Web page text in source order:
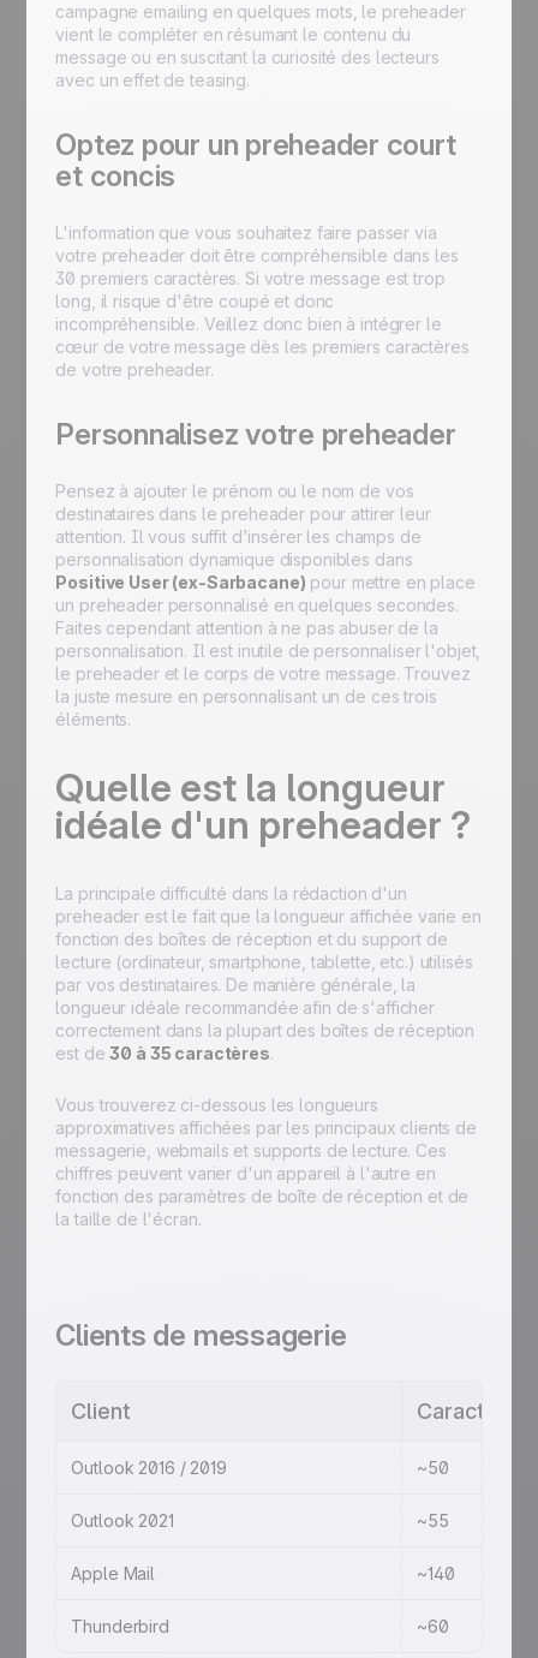
campagne emailing en quelques mots, le preheader
vient le compléter en résumant le contenu du
message ou en suscitant la curiosité des lecteurs
avec un effet de teasing.
Optez pour un preheader court
et concis
L'information que vous souhaitez faire passer via
votre preheader doit être compréhensible dans les
30 premiers caractères. Si votre message est trop
long, il risque d'être coupé et donc
incompréhensible. Veillez donc bien à intégrer le
cœur de votre message dès les premiers caractères
de votre preheader.
Personnalisez votre preheader
Pensez à ajouter le prénom ou le nom de vos
destinataires dans le preheader pour attirer leur
attention. Il vous suffit d'insérer les champs de
personnalisation dynamique disponibles dans
Positive User (ex-Sarbacane) pour mettre en place
un preheader personnalisé en quelques secondes.
Faites cependant attention à ne pas abuser de la
personnalisation. Il est inutile de personnaliser l'objet,
le preheader et le corps de votre message. Trouvez
la juste mesure en personnalisant un de ces trois
éléments.
Quelle est la longueur
idéale d'un preheader ?
La principale difficulté dans la rédaction d'un
preheader est le fait que la longueur affichée varie en
fonction des boîtes de réception et du support de
lecture (ordinateur, smartphone, tablette, etc.) utilisés
par vos destinataires. De manière générale, la
longueur idéale recommandée afin de s'afficher
correctement dans la plupart des boîtes de réception
est de30 à 35 caractères.
Vous trouverez ci-dessous les longueurs
approximatives affichées par les principaux clients de
messagerie, webmails et supports de lecture. Ces
chiffres peuvent varier d'un appareil à l'autre en
fonction des paramètres de boîte de réception et de
la taille de l'écran.
Clients de messagerie
Client
Outlook 2016 / 2019 ~50
Outlook 2021 ~55
Apple Mail ~140
Thunderbird ~60